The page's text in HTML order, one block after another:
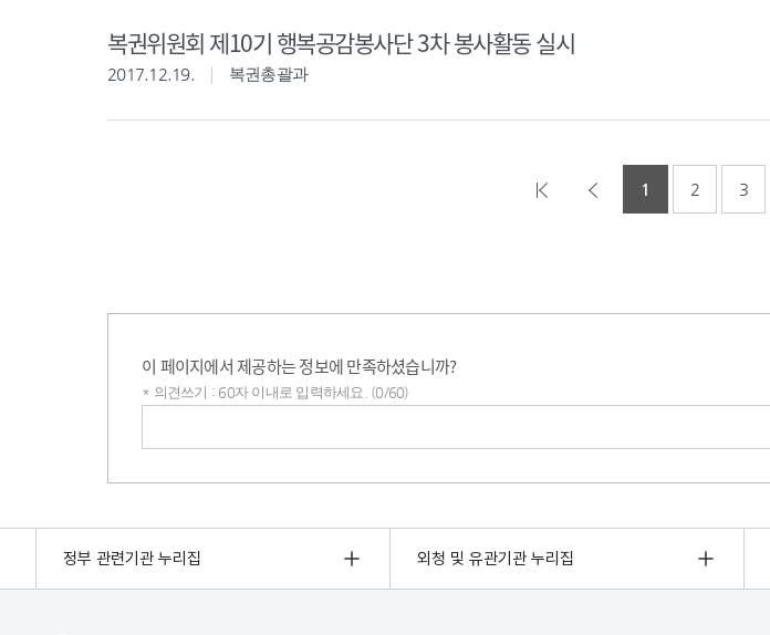
복권위원회 제10기 행복공감봉사단 3차 봉사활동 실시
2017.12.19. 복권총괄과
1 2 3
이 페이지에서 제공하는 정보에 만족하셨습니까?
* 의견쓰기 : 60자 이내로 입력하세요. (0/60)
정부 관련기관 누리집 외청 및 유관기관 누리집